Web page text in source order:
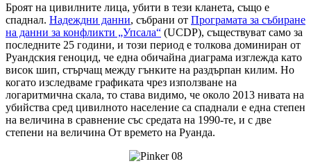
Броят на цивилните лица, убити в тези кланета, също е
спаднал. Надеждни данни, събрани от Програмата за събиране
на данни за конфликти „Упсала“ (UCDP), съществуват само за
последните 25 години, и този период е толкова доминиран от
Руандския геноцид, че една обичайна диаграма изглежда като
висок шип, стърчащ между гънките на раздърпан килим. Но
когато изследваме графиката чрез използване на
логаритмична скала, то става видимо, че около 2013 нивата на
убийства сред цивилното население са спаднали е една степен
на величина в сравнение със средата на 1990-те, и с две
степени на величина От времето на Руанда.